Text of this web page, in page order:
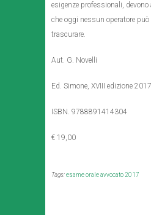
esigenze professionali,
che oggi nessun operatore
trascurare.
Aut. G. Novelli
Ed. Simone, XVIII edizione 2017
ISBN. 9788891414304
€ 19,00
Tags:esame orale avvocato 2017